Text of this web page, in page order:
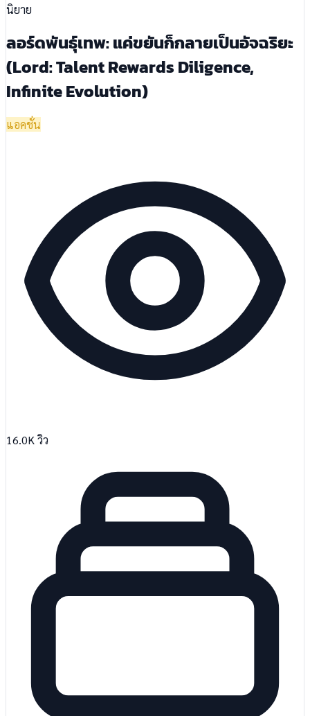
นิยาย
ลอร์ดพันธุ์เทพ: แค่ขยันก็กลายเป็นอัจฉริยะ
(Lord: Talent Rewards Diligence,
Infinite Evolution)
แอคชั่น
16.0K วิว